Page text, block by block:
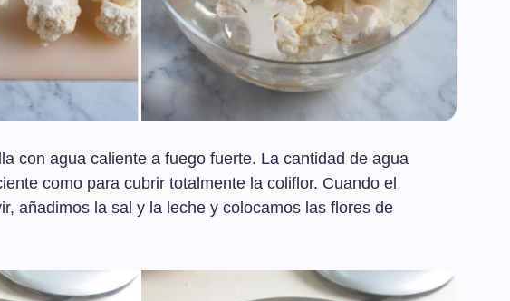
con agua caliente a fuego fuerte. La cantidad de agua
como para cubrir totalmente la coliflor. Cuando el
añadimos la sal y la leche y colocamos las flores de